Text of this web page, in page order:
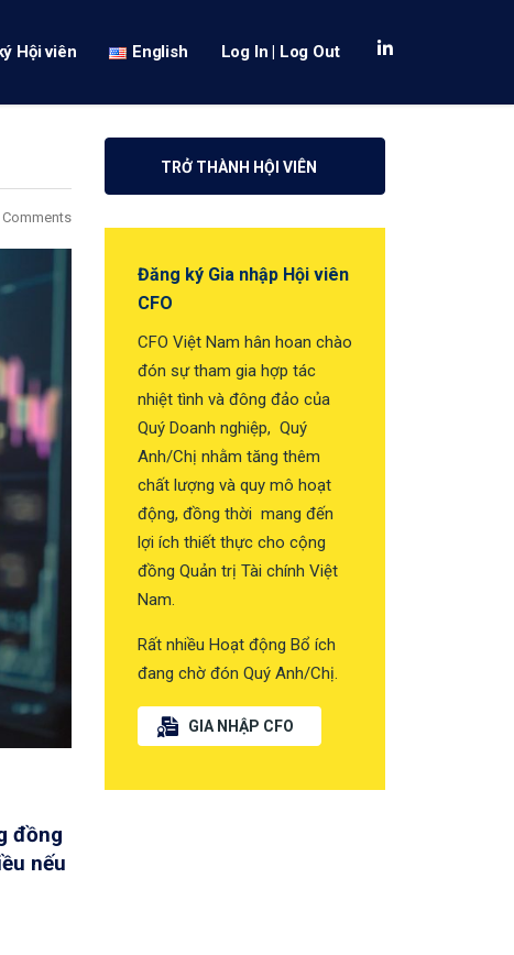
Hội viên English Log In | Log Out
đồng
nếu
TRỞ THÀNH HỘI VIÊN
Đăng ký Gia nhập Hội viên
CFO
CFO Việt Nam hân hoan chào
đón sự tham gia hợp tác
nhiệt tình và đông đảo của
Quý Doanh nghiệp, Quý
Anh/Chị nhằm tăng thêm
chất lượng và quy mô hoạt
động, đồng thời mang đến
lợi ích thiết thực cho cộng
đồng Quản trị Tài chính Việt
Nam.
Rất nhiều Hoạt động Bổ ích
đang chờ đón Quý Anh/Chị.
GIA NHẬP CFO